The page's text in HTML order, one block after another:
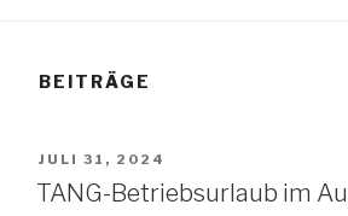
BEITRÄGE
VERÖFFENTLICHT
AM
JULI 31, 2024
TANG-Betriebsurlaub im